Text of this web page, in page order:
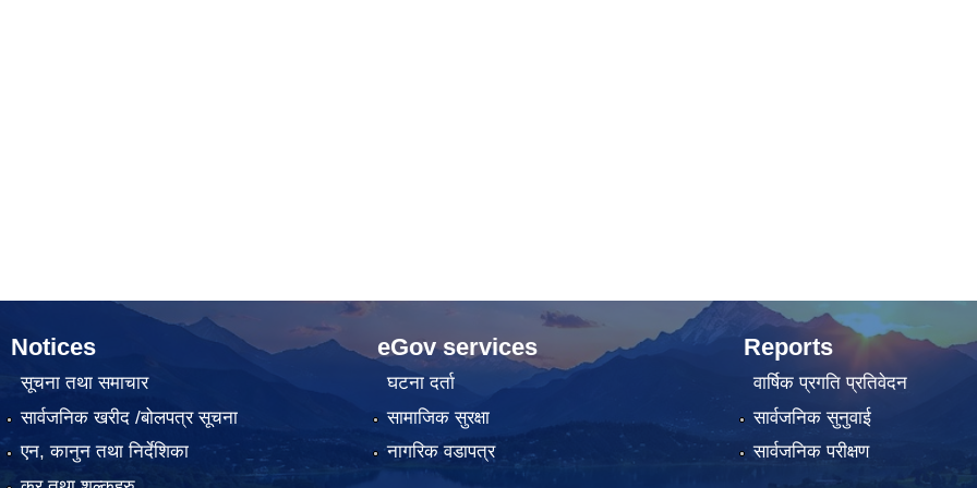
Notices
सूचना तथा समाचार
सार्वजनिक खरीद /बोलपत्र सूचना
एन, कानुन तथा निर्देशिका
eGov services
घटना दर्ता
सामाजिक सुरक्षा
नागरिक वडापत्र
Reports
वार्षिक प्रगति प्रतिवेदन
सार्वजनिक सुनुवाई
सार्वजनिक परीक्षण